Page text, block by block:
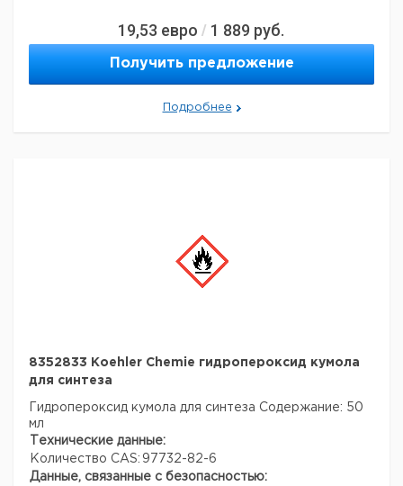
19,53 евро / 1 889 руб.
Получить предложение
Подробнее
8352833 Koehler Chemie гидропероксид кумола
для синтеза
Гидропероксид кумола для синтеза Содержание: 50
мл
Технические данные:
Количество CAS: 97732-82-6
Данные, связанные с безопасностью: